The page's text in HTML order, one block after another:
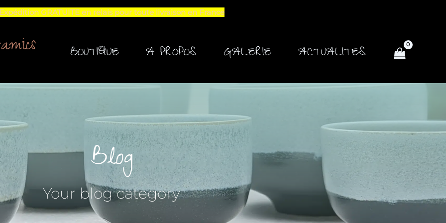
Expédition GRATUITE en relais pour toute livraison en France
BOUTIQUE A PROPOS GALERIE ACTUALITES
Blog
Your blog category